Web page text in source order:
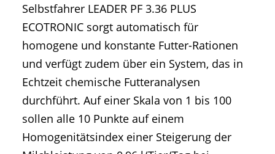
Selbstfahrer LEADER PF 3.36 PLUS
ECOTRONIC sorgt automatisch für
homogene und konstante Futter-Rationen
und verfügt zudem über ein System, das in
Echtzeit chemische Futteranalysen
durchführt. Auf einer Skala von 1 bis 100
sollen alle 10 Punkte auf einem
Homogenitätsindex einer Steigerung der